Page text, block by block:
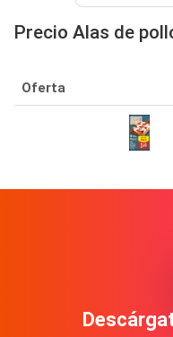
Precio Alas de
Oferta